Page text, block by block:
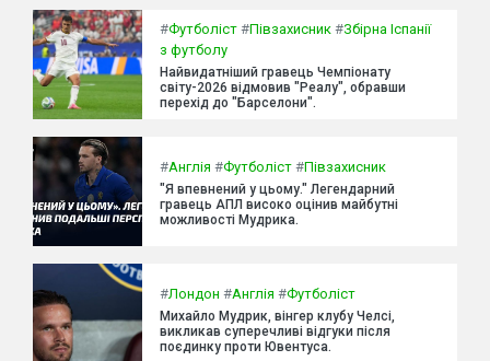
#Футболіст #Півзахисник #Збірна Іспанії
з футболу
Найвидатніший гравець Чемпіонату
світу-2026 відмовив "Реалу", обравши
перехід до "Барселони".
#Англія #Футболіст #Півзахисник
"Я впевнений у цьому." Легендарний
гравець АПЛ високо оцінив майбутні
можливості Мудрика.
#Лондон #Англія #Футболіст
Михайло Мудрик, вінгер клубу Челсі,
викликав суперечливі відгуки після
поєдинку проти Ювентуса.